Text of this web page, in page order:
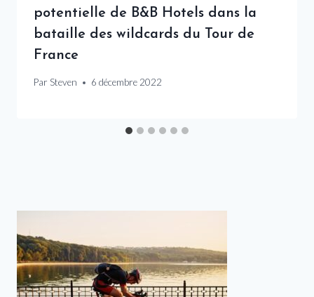
potentielle de B&B Hotels dans la
bataille des wildcards du Tour de
France
Par Steven 6 décembre 2022